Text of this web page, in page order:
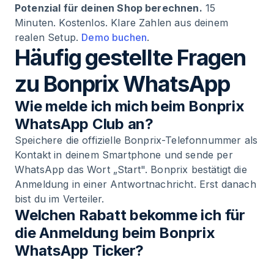
Potenzial für deinen Shop berechnen. 15
Minuten. Kostenlos. Klare Zahlen aus deinem
realen Setup. Demo buchen.
Häufig gestellte Fragen
zu Bonprix WhatsApp
Wie melde ich mich beim Bonprix
WhatsApp Club an?
Speichere die offizielle Bonprix-Telefonnummer als
Kontakt in deinem Smartphone und sende per
WhatsApp das Wort „Start". Bonprix bestätigt die
Anmeldung in einer Antwortnachricht. Erst danach
bist du im Verteiler.
Welchen Rabatt bekomme ich für
die Anmeldung beim Bonprix
WhatsApp Ticker?